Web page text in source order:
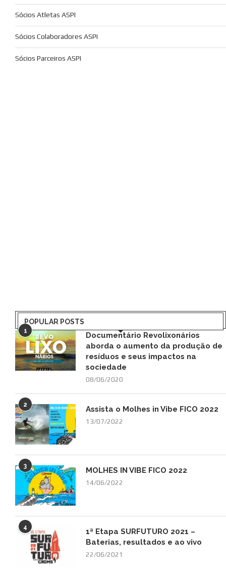
Sócios Atletas ASPI
Sócios Colaboradores ASPI
Sócios Parceiros ASPI
POPULAR POSTS
1
Documentário Revolixonários
aborda o aumento da produção de
resíduos e seus impactos na
sociedade
08/06/2020
2 Assista o Molhes in Vibe FICO 2022
13/07/2022
3 MOLHES IN VIBE FICO 2022
14/06/2022
4
1ª Etapa SURFUTURO 2021 –
Baterias, resultados e ao vivo
22/06/2021